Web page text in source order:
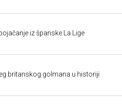
iz španske La Lige
britanskog golmana u historiji